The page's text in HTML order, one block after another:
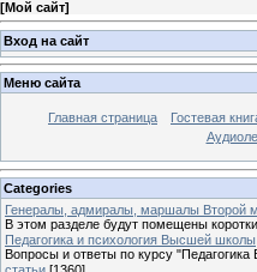
[Мой сайт]
Вход на сайт
Меню сайта
Главная страница Гостевая
Categories
Генералы, адмиралы, маршалы Второй
В этом разделе будут помещены
Педагогика и психология Высшей школы
Вопросы и ответы по курсу